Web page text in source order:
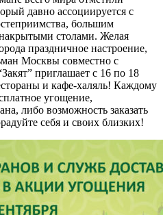
давно ассоциируется с
большим
столами. Желая
праздничное настроение,
Москвы совместно с
приглашает с 16 по 18
и кафе-халяль! Каждому
угощение,
либо возможность заказать
себя и своих близких!